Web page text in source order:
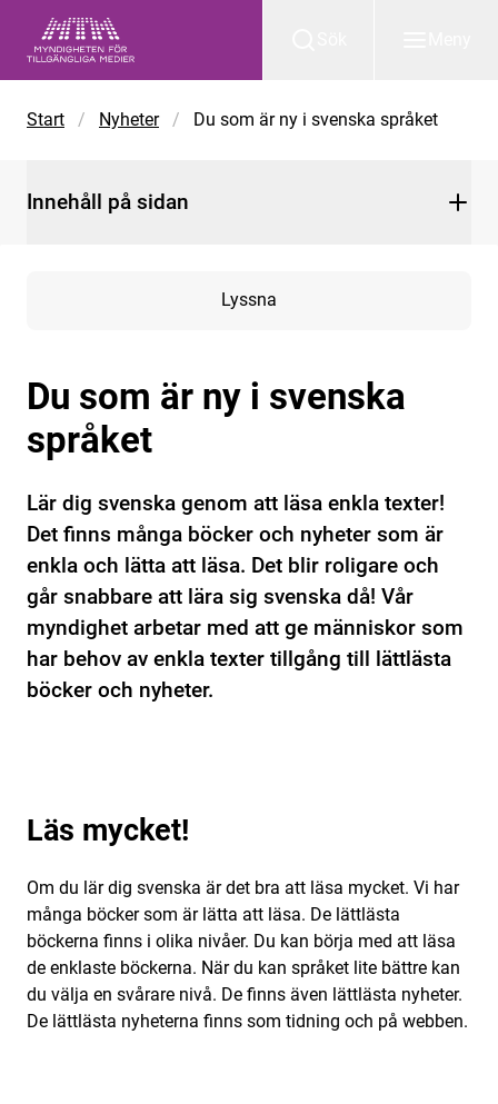
Start / Nyheter / Du som är ny i svenska språket
Lyssna
Du som är ny i svenska
språket
Lär dig svenska genom att läsa enkla texter!
Det finns många böcker och nyheter som är
enkla och lätta att läsa. Det blir roligare och
går snabbare att lära sig svenska då! Vår
myndighet arbetar med att ge människor som
har behov av enkla texter tillgång till lättlästa
böcker och nyheter.
Läs mycket!
Om du lär dig svenska är det bra att läsa mycket. Vi har
många böcker som är lätta att läsa. De lättlästa
böckerna finns i olika nivåer. Du kan börja med att läsa
de enklaste böckerna. När du kan språket lite bättre kan
du välja en svårare nivå. De finns även lättlästa nyheter.
De lättlästa nyheterna finns som tidning och på webben.
Innehåll på sidan